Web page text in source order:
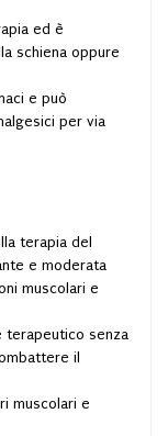
ed è
schiena oppure
e può
per via
terapia del
e moderata
muscolari e
terapeutico senza
il
muscolari e